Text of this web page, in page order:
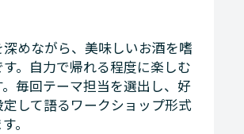
めながら、美味しいお酒を嗜
。自力で帰れる程度に楽しむ
毎回テーマ担当を選出し、好
して語るワークショップ形式
。